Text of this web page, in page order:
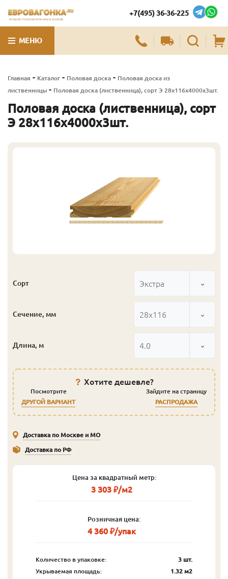
ЛУЧШИЕ ПИЛОМАТЕРИАЛЫ В МОСКВЕ
+7(495) 36-36-225
МЕНЮ
Главная - Каталог - Половая доска - Половая доска из
лиственницы - Половая доска (лиственница), сорт Э 28х116х4000х3шт.
Половая доска (лиственница), сорт
Э 28х116х4000х3шт.
Сорт Экстра
Сечение, мм 28x116
Длина, м 4.0
Хотите дешевле?
Посмотрите
ДРУГОЙ ВАРИАНТ
Зайдите на страницу
РАСПРОДАЖА
Доставка по Москве и МО
Доставка по РФ
Цена за квадратный метр:
3 303 ₽/м2
Розничная цена:
4 360 ₽/упак
Количество в упаковке:
3 шт.
Укрываемая площадь:
1.32 м2